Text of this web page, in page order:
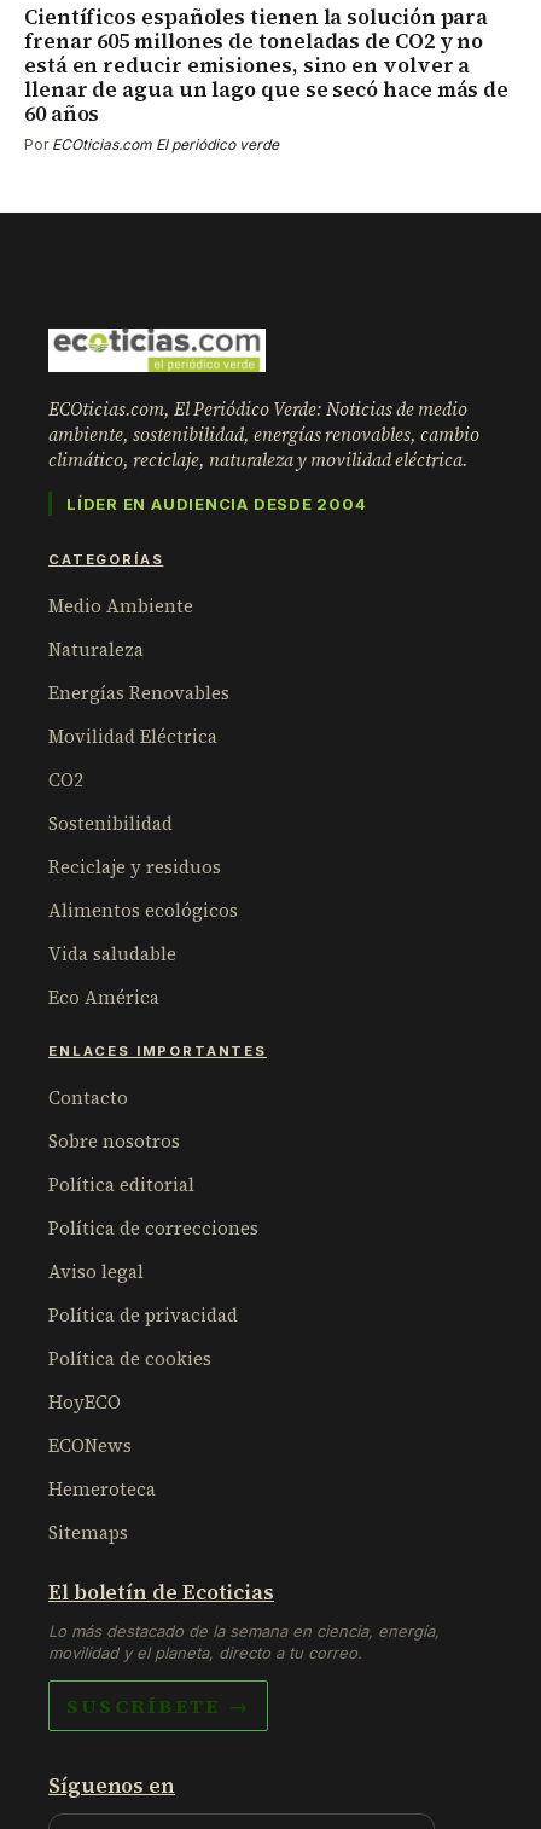
Científicos españoles tienen la solución para
frenar 605 millones de toneladas de CO2 y no
está en reducir emisiones, sino en volver a
llenar de agua un lago que se secó hace más de
60 años
Por ECOticias.com El periódico verde
ECOticias.com, El Periódico Verde: Noticias de medio
ambiente, sostenibilidad, energías renovables, cambio
climático, reciclaje, naturaleza y movilidad eléctrica.
LÍDER EN AUDIENCIA DESDE 2004
CATEGORÍAS
Medio Ambiente
Naturaleza
Energías Renovables
Movilidad Eléctrica
CO2
Sostenibilidad
Reciclaje y residuos
Alimentos ecológicos
Vida saludable
Eco América
ENLACES IMPORTANTES
Contacto
Sobre nosotros
Política editorial
Política de correcciones
Aviso legal
Política de privacidad
Política de cookies
HoyECO
ECONews
Hemeroteca
Sitemaps
El boletín de Ecoticias
Lo más destacado de la semana en ciencia, energía,
movilidad y el planeta, directo a tu correo.
SUSCRÍBETE →
Síguenos en